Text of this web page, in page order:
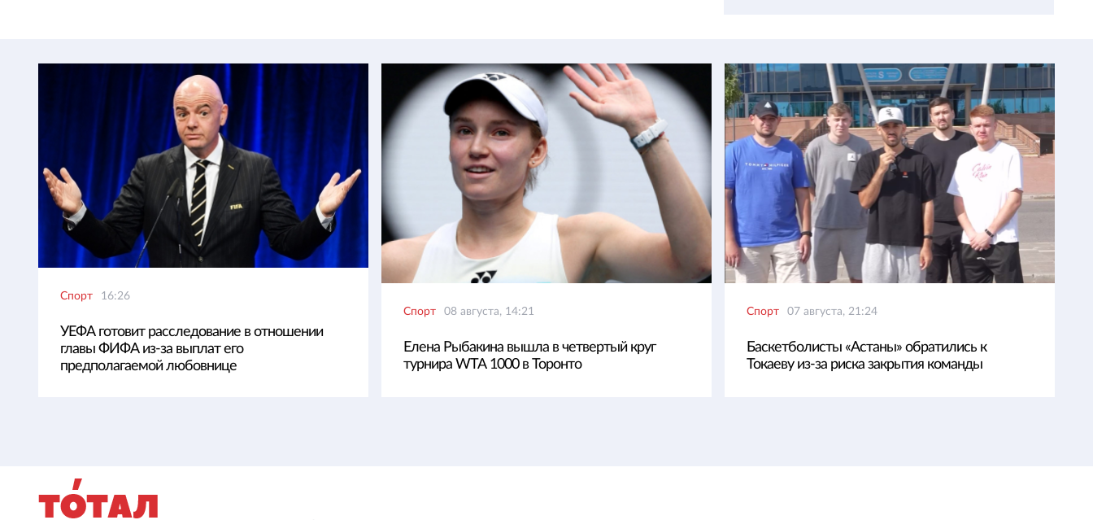
Спорт 16:26
УЕФА готовит расследование в отношении
главы ФИФА из-за выплат его
предполагаемой любовнице
Спорт 08 августа, 14:21
Елена Рыбакина вышла в четвертый круг
турнира WTA 1000 в Торонто
Спорт 07 августа, 21:24
Баскетболисты «Астаны» обратились к
Токаеву из-за риска закрытия команды